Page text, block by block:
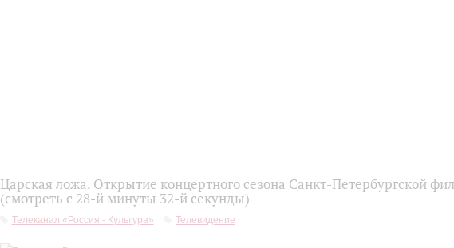
Царская ложа. Открытие концертного сезона Санкт-Петербургской
(смотреть с 28-й минуты 32-й секунды)
Телеканал «Россия - Культура» Телевидение